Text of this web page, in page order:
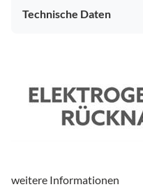
Technische Daten
Farbe
violett
Produkttyp Kopfhörer
weitere Informationen